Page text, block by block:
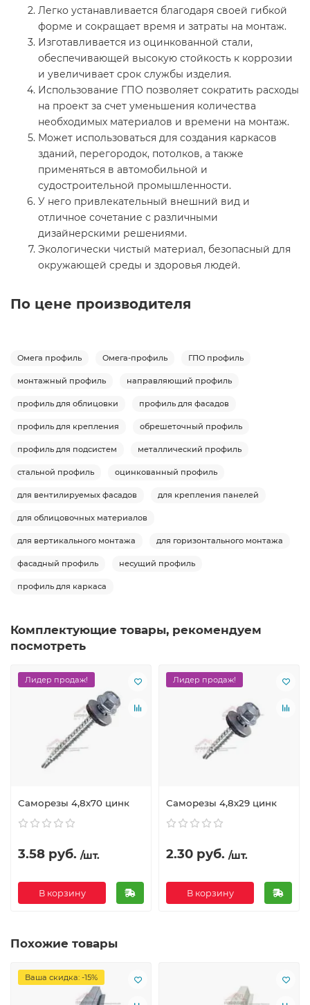
Легко устанавливается благодаря своей гибкой
форме и сокращает время и затраты на монтаж.
Изготавливается из оцинкованной стали,
обеспечивающей высокую стойкость к коррозии
и увеличивает срок службы изделия.
Использование ГПО позволяет сократить расходы
на проект за счет уменьшения количества
необходимых материалов и времени на монтаж.
Может использоваться для создания каркасов
зданий, перегородок, потолков, а также
применяться в автомобильной и
судостроительной промышленности.
У него привлекательный внешний вид и
отличное сочетание с различными
дизайнерскими решениями.
Экологически чистый материал, безопасный для
окружающей среды и здоровья людей.
По цене производителя
Омега профиль Омега-профиль ГПО профиль
монтажный профиль направляющий профиль
профиль для облицовки профиль для фасадов
профиль для крепления обрешеточный профиль
профиль для подсистем металлический профиль
стальной профиль оцинкованный профиль
для вентилируемых фасадов для крепления панелей
для облицовочных материалов
для вертикального монтажа для горизонтального монтажа
фасадный профиль несущий профиль
профиль для каркаса
Комплектующие товары, рекомендуем
посмотреть
Лидер продаж!
Саморезы 4,8х70 цинк
3.58 руб. /шт.
В корзину
Лидер продаж!
Саморезы 4,8х29 цинк
2.30 руб. /шт.
В корзину
Похожие товары
Ваша скидка: -15%